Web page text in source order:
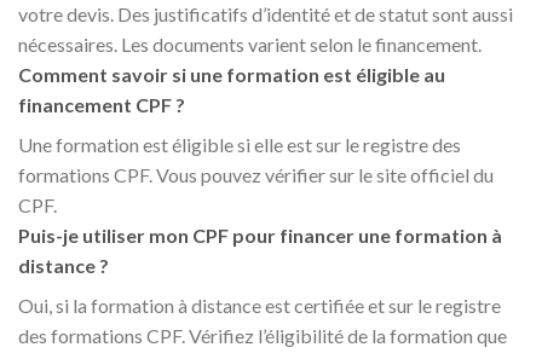
votre devis. Des justificatifs d’identité et de statut sont aussi
nécessaires. Les documents varient selon le financement.
Comment savoir si une formation est éligible au
financement CPF ?
Une formation est éligible si elle est sur le registre des
formations CPF. Vous pouvez vérifier sur le site officiel du
CPF.
Puis-je utiliser mon CPF pour financer une formation à
distance ?
Oui, si la formation à distance est certifiée et sur le registre
des formations CPF. Vérifiez l’éligibilité de la formation que